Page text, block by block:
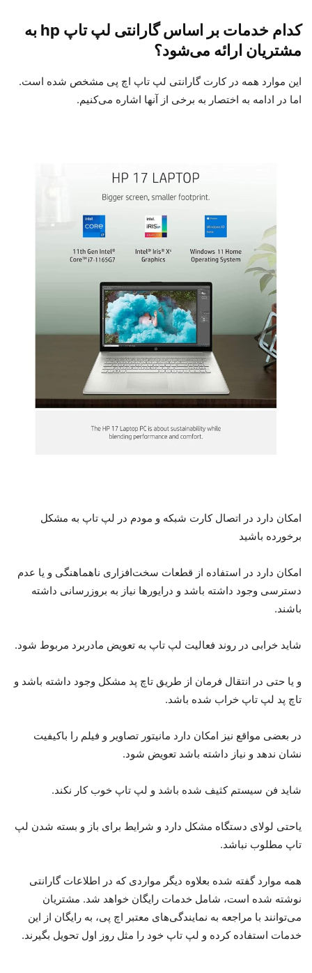
کدام خدمات بر اساس گارانتی لپ تاپ hp به
مشتریان ارائه می‌شود؟
این موارد همه در کارت گارانتی لپ تاپ اچ پی مشخص شده است.
اما در ادامه به اختصار به برخی از آنها اشاره می‌کنیم.
امکان دارد در اتصال کارت شبکه و مودم در لپ تاپ به مشکل
برخورده باشید
امکان دارد در استفاده از قطعات سخت‌افزاری ناهماهنگی و یا عدم
دسترسی وجود داشته باشد و درایور‌ها نیاز به بروزرسانی داشته
باشند.
شاید خرابی در روند فعالیت لپ تاپ به تعویض مادربرد مربوط شود.
و یا حتی در انتقال فرمان از طریق تاچ پد مشکل وجود داشته باشد و
تاچ پد لپ تاپ خراب شده باشد.
در بعضی مواقع نیز امکان دارد مانیتور تصاویر و فیلم را باکیفیت
نشان ندهد و نیاز داشته باشد تعویض شود.
شاید فن سیستم کثیف شده باشد و لپ تاپ خوب کار نکند.
یاحتی لولای دستگاه مشکل دارد و شرایط برای باز و بسته شدن لپ
تاپ مطلوب نباشد.
همه موارد گفته شده بعلاوه دیگر مواردی که در اطلاعات گارانتی
نوشته شده است، شامل خدمات رایگان خواهد شد. مشتریان
می‌توانند با مراجعه به نمایندگی‌های معتبر اچ پی، به رایگان از این
خدمات استفاده کرده و لپ تاپ خود را مثل روز اول تحویل بگیرند.